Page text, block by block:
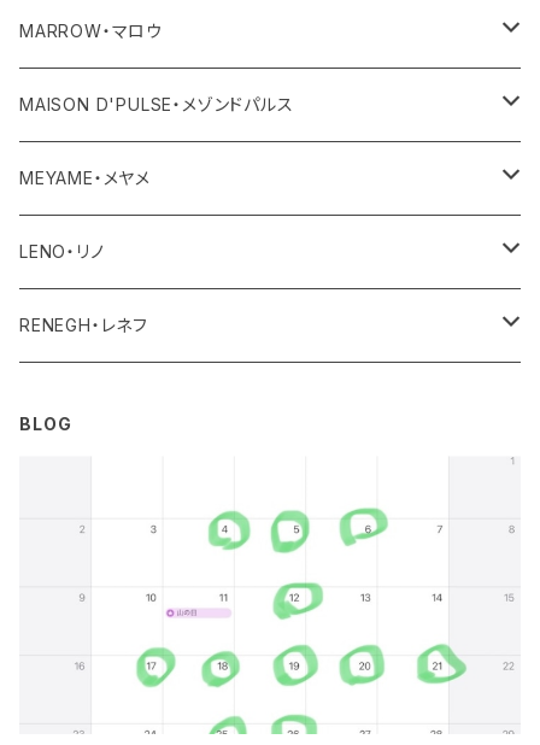
その他
その他
トップス
レディース
ユニセックス・メンズ
ボトム
レディース
ユニセックスメンズ
シューズ
MARROW・マロウ
バッグ
その他
MAISON D'PULSE・メゾンドパルス
アクセサリー
その他
MEYAME・メヤメ
アウター
トップス
LENO・リノ
アウター
RENEGH・レネフ
BLOG